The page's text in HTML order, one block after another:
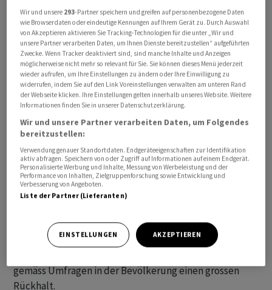
schweizweit zu verbieten. Damit sollte die
Lärmbelastung für Mensch und Tier verringert werden.
Zudem hätten nur noch ungefährliche
Feuerwerkskörper - und nur noch in geringen Mengen -
persönlich in die Schweiz eingeführt werden dürfen.
Den Urheberinnen und Urhebern der Volksinitiative
«Für eine Einschränkung von Feuerwerk
(Feuerwerksinitiative)» gingen die vom Parlament
beschlossenen Regeln zu wenig weit. Sie kündigten an,
an ihrem Begehren festzuhalten. Nun kann das Volk
darüber abstimmen - ohne alternativen Gesetzestext.
Parlament weitergehende Einschränkungen für den
Verkauf und die Verwendung lärmerzeugender
gemäss Umfragen in der Bevölkerung einen grossen
Rückhalt.
Wir und unsere 293-Partner speichern und greifen auf personenbezogene Daten
wie Browserdaten oder eindeutige Kennungen auf Ihrem Gerät zu. Durch Auswahl
von Akzeptieren aktivieren Sie Tracking-Technologien für die unter „Wir und
unsere Partner verarbeiten Daten, um Ihnen Dienste bereitzustellen“ aufgeführten
Zwecke. Wenn Tracker deaktiviert sind, sind manche Inhalte und Anzeigen
möglicherweise nicht mehr so relevant für Sie. Sie können dieses Menü jederzeit
wieder aufrufen, um Ihre Einstellungen zu ändern oder Ihre Einwilligung zu
widerrufen, indem Sie auf den Link Voreinstellungen verwalten am unteren Rand
der Webseite klicken. Ihre Einstellungen gelten innerhalb unseres Website. Weitere
Informationen finden Sie in unserer Datenschutzerklärung.
Wir und unsere Partner verarbeiten Daten, um Folgendes
bereitzustellen:
Verwendung genauer Standortdaten. Endgeräteeigenschaften zur Identifikation
aktiv abfragen. Speichern von oder Zugriff auf Informationen auf einem Endgerät.
Personalisierte Werbung und Inhalte, Messung von Werbeleistung und der
Performance von Inhalten, Zielgruppenforschung sowie Entwicklung und
Verbesserung von Angeboten.
Liste der Partner (Lieferanten)
EINSTELLUNGEN AKZEPTIEREN